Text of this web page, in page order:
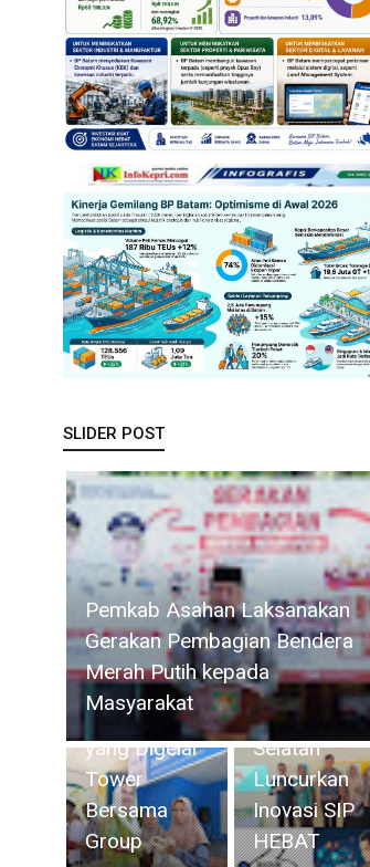
SLIDER POST
Bupati Bersama Wabup
Natuna Hadiri Kegiatan Bakti
Sosial yang Digelar Tower
Bersama Group
Camat
Singkep
Selatan
Luncurkan
Inovasi SIP
HEBAT
Gelar
Operasi
Cukai
Selama 4
Hari, Bea
Cukai Batam
Amankan
32.790
Batang
Rokok Illegal